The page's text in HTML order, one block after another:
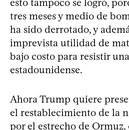
esto tampoco se logró,
tres meses y medio de
ha sido derrotado, y
imprevista utilidad de
bajo costo para resistir
estadounidense.
Ahora Trump quiere
el restablecimiento de la
por el estrecho de